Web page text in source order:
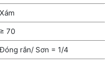
Xám
≥ 70
Đóng rắn/ Sơn = 1/4